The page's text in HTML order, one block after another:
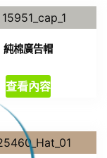
純棉廣告帽
查看內容